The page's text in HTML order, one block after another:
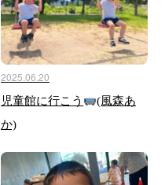
2025.06.20
児童館に行こう
(風森あ
か)